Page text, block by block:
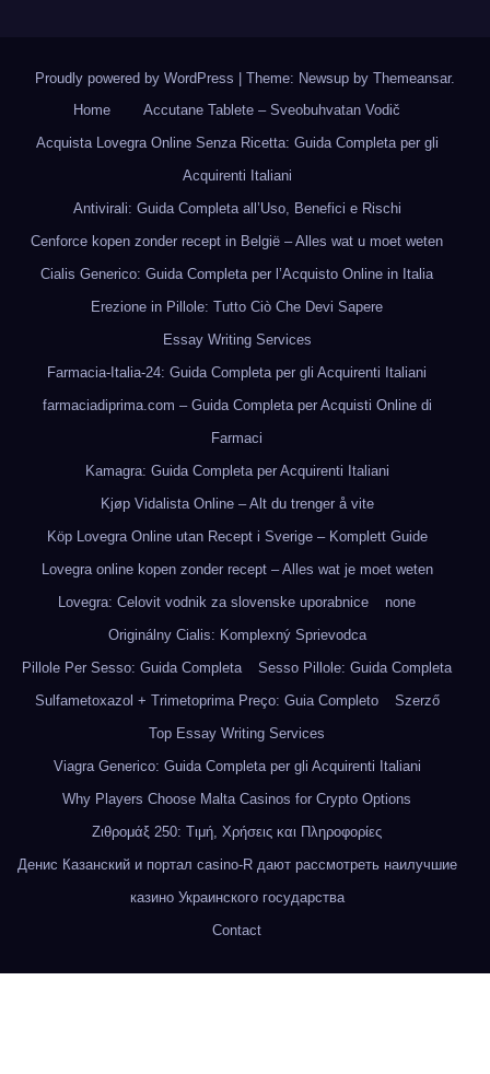
Proudly powered by WordPress Theme: Newsup by Themeansar.
Home
Accutane Tablete – Sveobuhvatan Vodič
Acquista Lovegra Online Senza Ricetta: Guida Completa per gli
Acquirenti Italiani
Antivirali: Guida Completa all’Uso, Benefici e Rischi
Cenforce kopen zonder recept in België – Alles wat u moet weten
Cialis Generico: Guida Completa per l’Acquisto Online in Italia
Erezione in Pillole: Tutto Ciò Che Devi Sapere
Essay Writing Services
Farmacia-Italia-24: Guida Completa per gli Acquirenti Italiani
farmaciadiprima.com – Guida Completa per Acquisti Online di
Farmaci
Kamagra: Guida Completa per Acquirenti Italiani
Kjøp Vidalista Online – Alt du trenger å vite
Köp Lovegra Online utan Recept i Sverige – Komplett Guide
Lovegra online kopen zonder recept – Alles wat je moet weten
Lovegra: Celovit vodnik za slovenske uporabnice
none
Originálny Cialis: Komplexný Sprievodca
Pillole Per Sesso: Guida Completa
Sesso Pillole: Guida Completa
Sulfametoxazol + Trimetoprima Preço: Guia Completo
Szerző
Top Essay Writing Services
Viagra Generico: Guida Completa per gli Acquirenti Italiani
Why Players Choose Malta Casinos for Crypto Options
Ζιθρομάξ 250: Τιμή, Χρήσεις και Πληροφορίες
Денис Казанский и портал casino-R дают рассмотреть наилучшие
казино Украинского государства
Contact